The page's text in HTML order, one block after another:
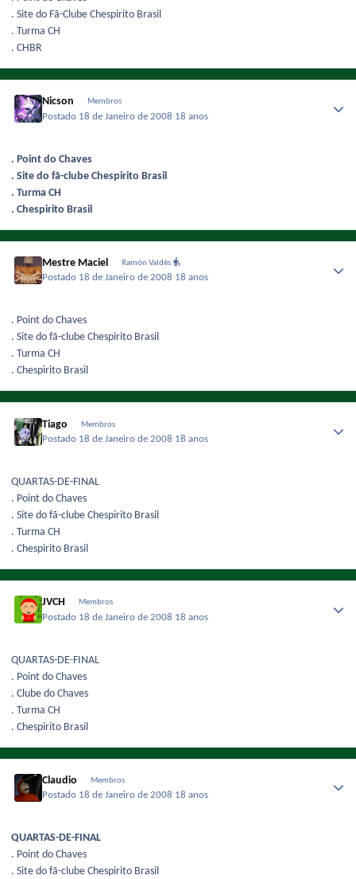
. Site do Fã-Clube Chespirito Brasil
. Turma CH
. CHBR
Nicson Membros
Postado 18 de Janeiro de 2008 18 anos
. Point do Chaves
. Site do fã-clube Chespirito Brasil
. Turma CH
. Chespirito Brasil
Mestre Maciel Ramón Valdés
Postado 18 de Janeiro de 2008 18 anos
. Point do Chaves
. Site do fã-clube Chespirito Brasil
. Turma CH
. Chespirito Brasil
Tiago Membros
Postado 18 de Janeiro de 2008 18 anos
QUARTAS-DE-FINAL
. Point do Chaves
. Site do fã-clube Chespirito Brasil
. Turma CH
. Chespirito Brasil
JVCH Membros
Postado 18 de Janeiro de 2008 18 anos
QUARTAS-DE-FINAL
. Point do Chaves
. Clube do Chaves
. Turma CH
. Chespirito Brasil
Claudio Membros
Postado 18 de Janeiro de 2008 18 anos
QUARTAS-DE-FINAL
. Point do Chaves
. Site do fã-clube Chespirito Brasil